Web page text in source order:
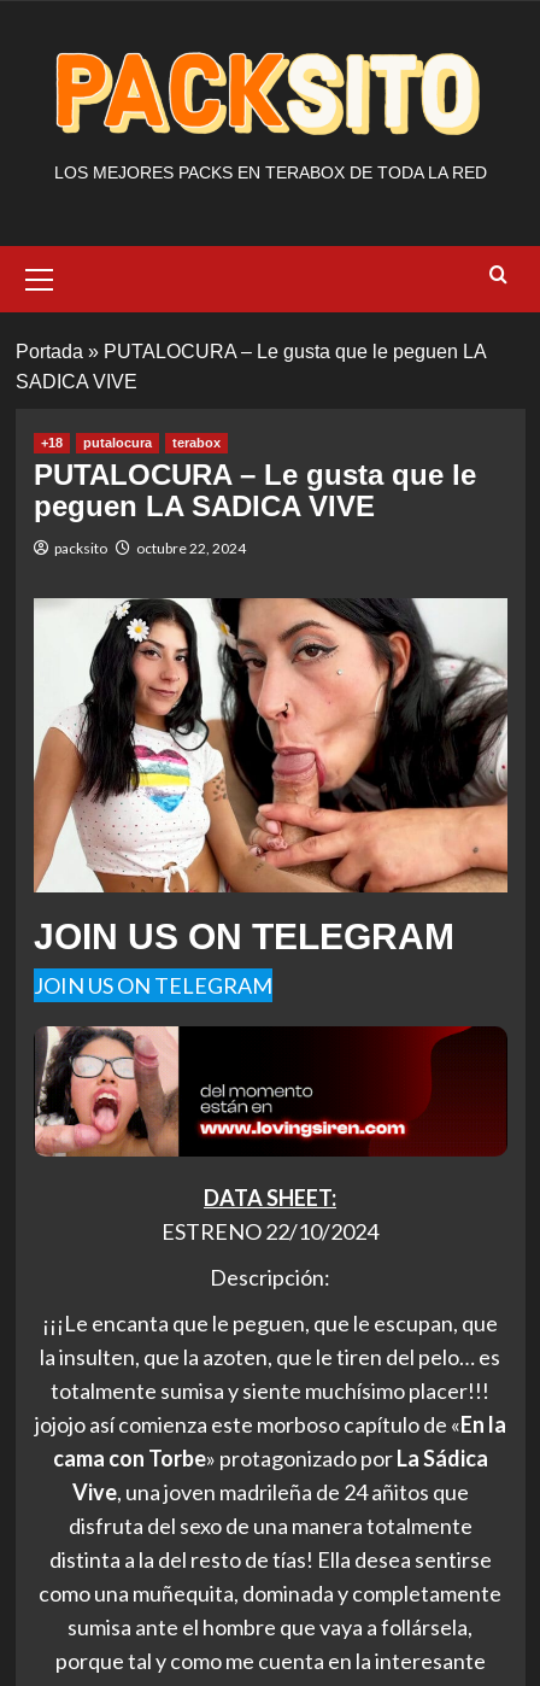
contenido
LOS MEJORES PACKS EN TERABOX DE TODA LA RED
primario
Portada » PUTALOCURA – Le gusta que le peguen LA
SADICA VIVE
+18 putalocura terabox
PUTALOCURA – Le gusta que le
peguen LA SADICA VIVE
packsito octubre 22, 2024
JOIN US ON TELEGRAM
JOIN US ON TELEGRAM
DATA SHEET:
ESTRENO 22/10/2024
Descripción:
¡¡¡Le encanta que le peguen, que le escupan, que
la insulten, que la azoten, que le tiren del pelo… es
totalmente sumisa y siente muchísimo placer!!!
jojojo así comienza este morboso capítulo de «En la
cama con Torbe» protagonizado porLa Sádica
Vive, una joven madrileña de 24 añitos que
disfruta del sexo de una manera totalmente
distinta a la del resto de tías! Ella desea sentirse
como una muñequita, dominada y completamente
sumisa ante el hombre que vaya a follársela,
porque tal y como me cuenta en la interesante